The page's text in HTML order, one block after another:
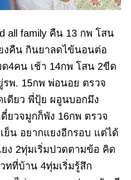
all family คืน 13 กพ โสน
งคืน กินยาลดไข้นอนต่อ
4คน เช้า 14กพ โสน 2ขีด
พ. 15กพ พ่อนอย ตรวจ
ดียว พี่ปุ้ย ผอูนบอกมึง
ยวจมูกก็พัง 16กพ ตรวจ
ย็น อยากแยงอีกรอบ แต่ได้
ง 2ทุ่มเริ่มปวดตามข้อ คิด
ทที่บ้าน 4ทุ่มเริ่มรู้สึก